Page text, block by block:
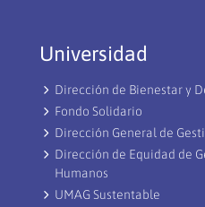
Universidad
Dirección de Bienestar y
Fondo Solidario
Dirección General de
Dirección de Equidad de
Humanos
UMAG Sustentable